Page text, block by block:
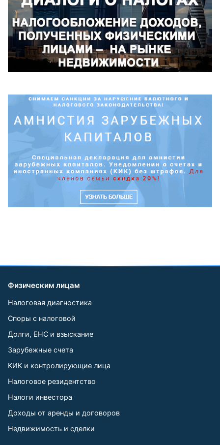
Физическим лицам
Налоговая диагностика
Споры с налоговой
Долги, ЕНС и взыскание
Зарубежные счета
КИК и контролирующие лица
Налоговое резидентство
Налоги инвестора
Доходы от аренды и договоров
Недвижимость и сделки